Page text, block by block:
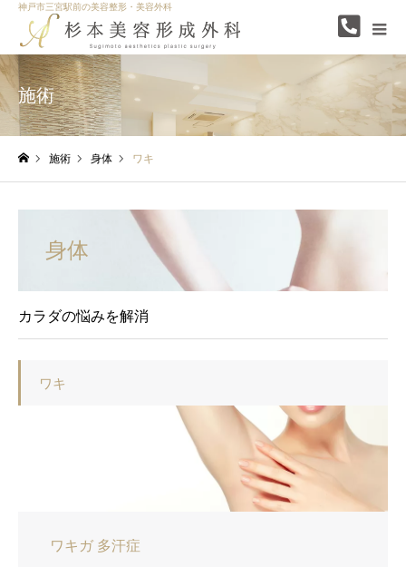
神戸市三宮駅前の美容整形・美容外科
施術
施術 身体 ワキ
身体
カラダの悩みを解消
ワキ
ワキガ 多汗症